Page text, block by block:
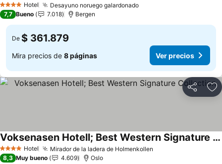
4 EstrellasHotel Desayuno noruego galardonado
7,7 Bueno 7.018 Bergen
De $ 361.879
Mira precios de 8 páginas Ver precios
Compartir
4 EstrellasHotel Mirador de la ladera de Holmenkollen
Voksenasen Hotell; Best Western Signature Collection
8,3 Muy bueno 4.609 Oslo